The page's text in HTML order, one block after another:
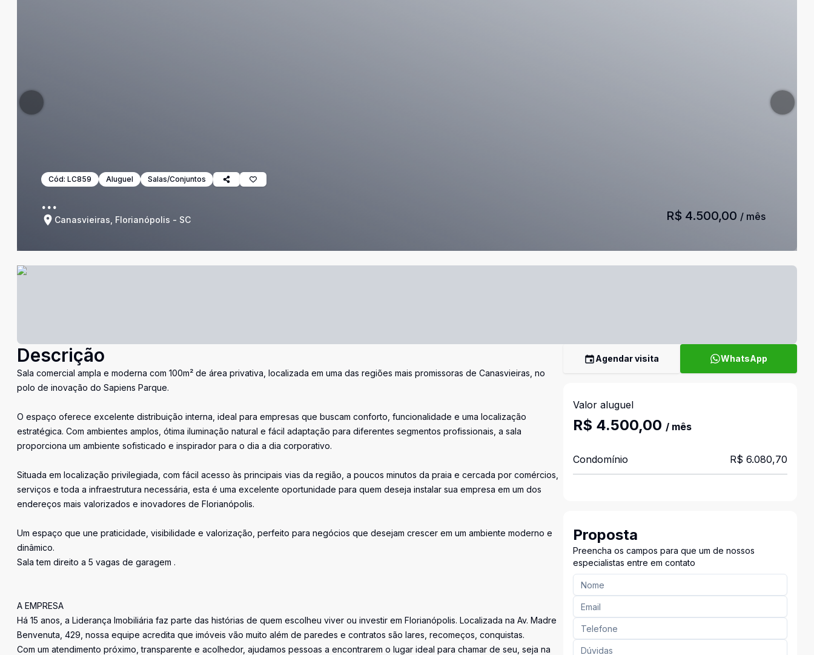
Cód: LC859 Aluguel Salas/Conjuntos
...
Canasvieiras, Florianópolis - SC R$ 4.500,00 / mês
Descrição
Sala comercial ampla e moderna com 100m² de área privativa, localizada em uma das regiões mais promissoras de Canasvieiras, no
polo de inovação do Sapiens Parque.
O espaço oferece excelente distribuição interna, ideal para empresas que buscam conforto, funcionalidade e uma localização
estratégica. Com ambientes amplos, ótima iluminação natural e fácil adaptação para diferentes segmentos profissionais, a sala
proporciona um ambiente sofisticado e inspirador para o dia a dia corporativo.
Situada em localização privilegiada, com fácil acesso às principais vias da região, a poucos minutos da praia e cercada por comércios,
serviços e toda a infraestrutura necessária, esta é uma excelente oportunidade para quem deseja instalar sua empresa em um dos
endereços mais valorizados e inovadores de Florianópolis.
Um espaço que une praticidade, visibilidade e valorização, perfeito para negócios que desejam crescer em um ambiente moderno e
dinâmico.
Sala tem direito a 5 vagas de garagem .
A EMPRESA
Há 15 anos, a Liderança Imobiliária faz parte das histórias de quem escolheu viver ou investir em Florianópolis. Localizada na Av. Madre
Benvenuta, 429, nossa equipe acredita que imóveis vão muito além de paredes e contratos são lares, recomeços, conquistas.
Com um atendimento próximo, transparente e acolhedor, ajudamos pessoas a encontrarem o lugar ideal para chamar de seu, seja na
Agendar visita WhatsApp
Valor aluguel
R$ 4.500,00 / mês
Condomínio R$ 6.080,70
Proposta
Preencha os campos para que um de nossos
especialistas entre em contato